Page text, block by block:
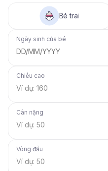
Bé trai
Ngày sinh của bé
DD/MM/YYYY
Chiều cao
Cân nặng
Vòng đầu